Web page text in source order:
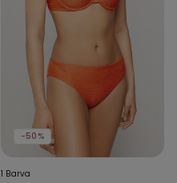
-50%
1 Barva